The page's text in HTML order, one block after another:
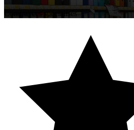
Commerces spécialisés